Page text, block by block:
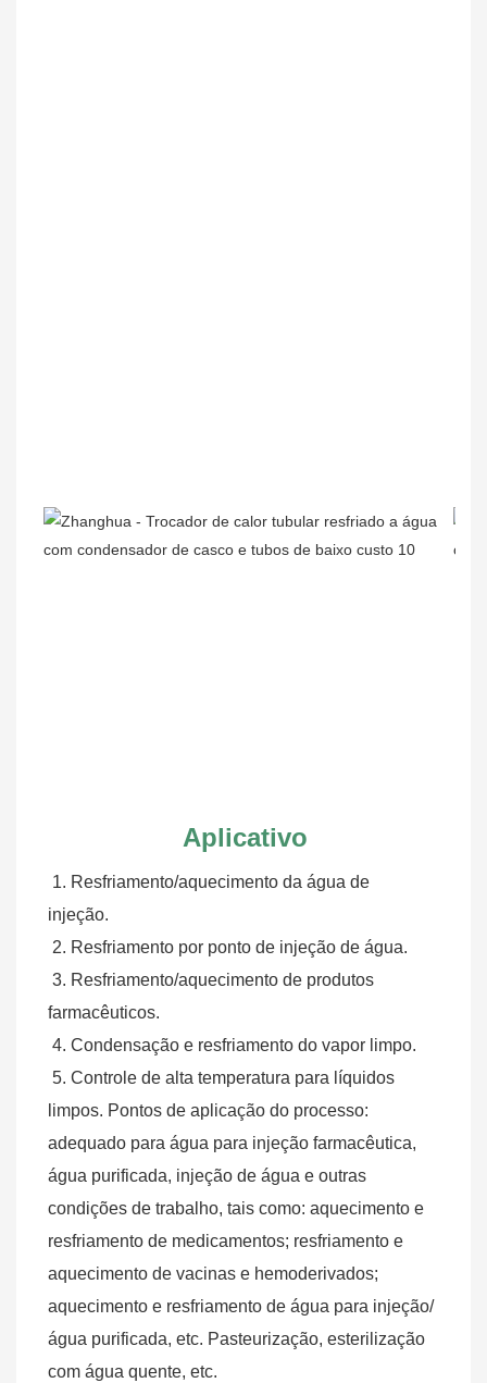
Aplicativo
1. Resfriamento/aquecimento da água de
injeção.
2. Resfriamento por ponto de injeção de água.
farmacêuticos.
4. Condensação e resfriamento do vapor limpo.
limpos. Pontos de aplicação do processo:
adequado para água para injeção farmacêutica,
água purificada, injeção de água e outras
condições de trabalho, tais como: aquecimento e
resfriamento de medicamentos; resfriamento e
aquecimento de vacinas e hemoderivados;
aquecimento e resfriamento de água para injeção/
água purificada, etc. Pasteurização, esterilização
com água quente, etc.